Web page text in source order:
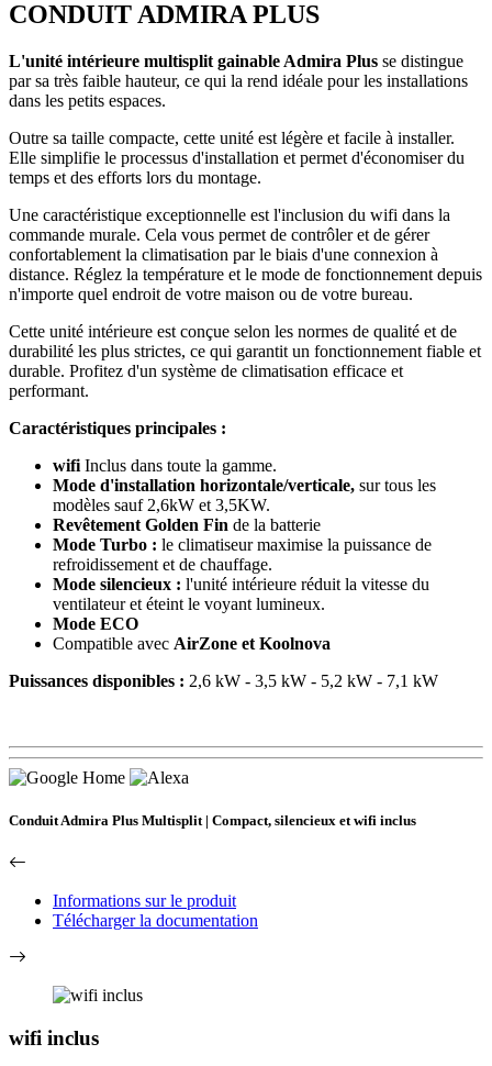
CONDUIT ADMIRA PLUS
L'unité intérieure multisplit gainable Admira Plus se distingue
par sa très faible hauteur, ce qui la rend idéale pour les installations
dans les petits espaces.
Outre sa taille compacte, cette unité est légère et facile à installer.
Elle simplifie le processus d'installation et permet d'économiser du
temps et des efforts lors du montage.
Une caractéristique exceptionnelle est l'inclusion du wifi dans la
commande murale. Cela vous permet de contrôler et de gérer
confortablement la climatisation par le biais d'une connexion à
distance. Réglez la température et le mode de fonctionnement depuis
n'importe quel endroit de votre maison ou de votre bureau.
Cette unité intérieure est conçue selon les normes de qualité et de
durabilité les plus strictes, ce qui garantit un fonctionnement fiable et
durable. Profitez d'un système de climatisation efficace et
performant.
Caractéristiques principales :
wifi Inclus dans toute la gamme.
Mode d'installation horizontale/verticale, sur tous les
modèles sauf 2,6kW et 3,5KW.
Revêtement Golden Fin de la batterie
Mode Turbo : le climatiseur maximise la puissance de
refroidissement et de chauffage.
Mode silencieux : l'unité intérieure réduit la vitesse du
ventilateur et éteint le voyant lumineux.
Mode ECO
Compatible avec AirZone et Koolnova
Puissances disponibles : 2,6 kW - 3,5 kW - 5,2 kW - 7,1 kW
Conduit Admira Plus Multisplit | Compact, silencieux et wifi inclus
Informations sur le produit
Télécharger la documentation
wifi inclus